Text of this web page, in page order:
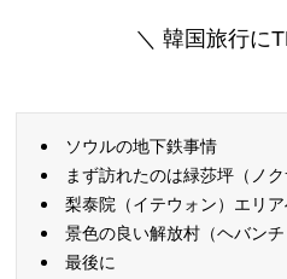
＼ 韓国旅行に
ソウルの地下鉄事情
まず訪れたのは緑莎坪（ノ
梨泰院（イテウォン）エリ
景色の良い解放村（ヘバン
最後に